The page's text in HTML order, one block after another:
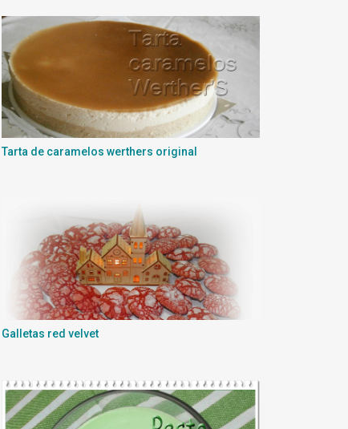
Tarta de caramelos werthers original
Galletas red velvet